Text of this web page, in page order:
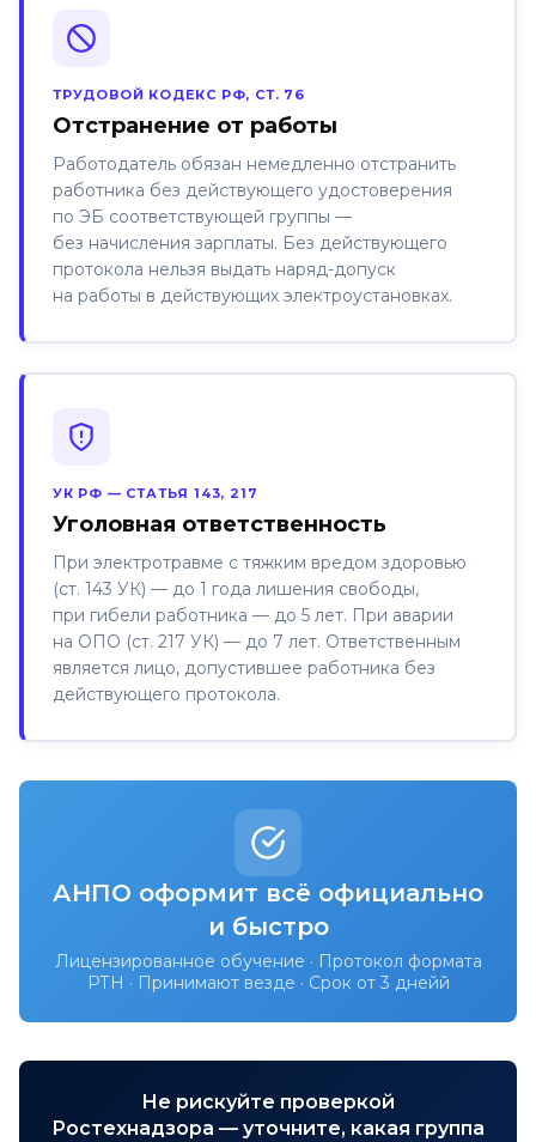
ТРУДОВОЙ КОДЕКС РФ, СТ. 76
Отстранение от работы
Работодатель обязан немедленно отстранить
работника без действующего удостоверения
по ЭБ соответствующей группы —
без начисления зарплаты. Без действующего
протокола нельзя выдать наряд-допуск
на работы в действующих электроустановках.
УК РФ — СТАТЬЯ 143, 217
Уголовная ответственность
При электротравме с тяжким вредом здоровью
(ст. 143 УК) — до 1 года лишения свободы,
при гибели работника — до 5 лет. При аварии
на ОПО (ст. 217 УК) — до 7 лет. Ответственным
является лицо, допустившее работника без
действующего протокола.
АНПО оформит всё официально
и быстро
Лицензированное обучение · Протокол формата
РТН · Принимают везде · Срок от 3 днейй
Не рискуйте проверкой
Ростехнадзора — уточните, какая группа